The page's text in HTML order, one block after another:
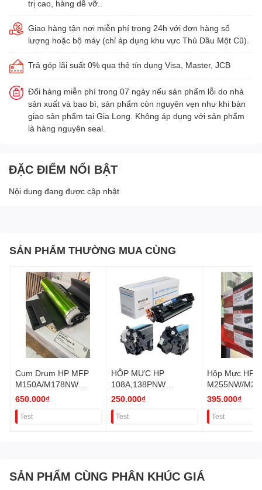
trị cao, hàng dễ vỡ..
Giao hàng tận nơi miễn phí trong 24h với đơn hàng số
lượng hoặc bộ máy (chỉ áp dụng khu vực Thủ Dầu Một Cũ).
Trả góp lãi suất 0% qua thẻ tín dụng Visa, Master, JCB
Đổi hàng miễn phí trong 07 ngày nếu sản phẩm lỗi do nhà
sản xuất và bao bì, sản phẩm còn nguyên vẹn như khi bàn
giao sản phẩm tại Gia Long. Không áp dụng với sản phẩm
là hàng nguyên seal.
ĐẶC ĐIỂM NỔI BẬT
Nội dung đang được cập nhật
SẢN PHẨM THƯỜNG MUA CÙNG
Cụm Drum HP MFP
M150A/M178NW
W1120A-R VAT
650.000₫
Test
HỘP MỰC HP
108A,138PNW
(W1110A/W1112A)
250.000₫
Test
Hộp Mực HP
M255NW/
W2110A/
CRG067BK
395.000₫
Test
SẢN PHẨM CÙNG PHÂN KHÚC GIÁ